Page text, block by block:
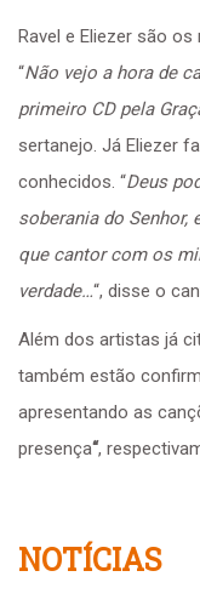
Ravel e Eliezer são
“Não vejo a hora de
primeiro CD pela
sertanejo. Já Eliezer
conhecidos. “Deus
soberania do Senhor,
que cantor com os
verdade…“, disse o
Além dos artistas já
também estão
apresentando as
presença“,
NOTÍCIAS